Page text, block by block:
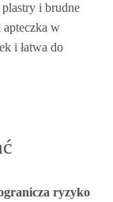
i brudne
apteczka w
i łatwa do
ryzyko